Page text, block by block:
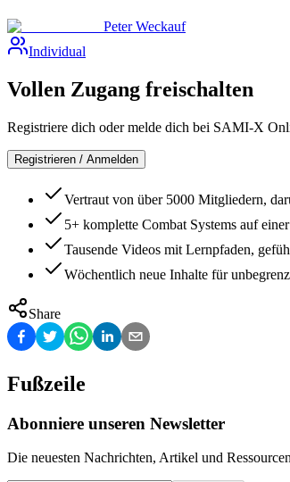
Peter Weckauf
Individual
Vollen Zugang freischalten
Registriere dich oder melde dich bei SAMI-X
Registrieren / Anmelden
Vertraut von über 5000 Mitgliedern,
5+ komplette Combat Systems auf
Tausende Videos mit Lernpfaden,
Wöchentlich neue Inhalte für
Share
Fußzeile
Abonniere unseren Newsletter
Die neuesten Nachrichten, Artikel und